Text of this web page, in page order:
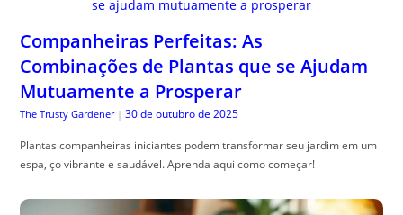
Companheiras Perfeitas: As
Combinações de Plantas que se Ajudam
Mutuamente a Prosperar
The Trusty Gardener | 30 de outubro de 2025
Plantas companheiras iniciantes podem transformar seu jardim em um
espa, ço vibrante e saudável. Aprenda aqui como começar!